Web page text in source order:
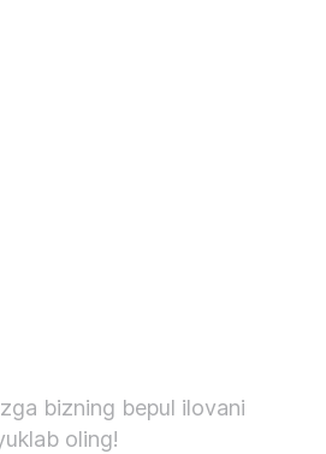
bizning bepul ilovani
oling!